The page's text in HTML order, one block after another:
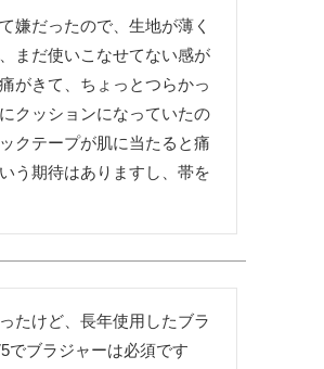
嫌だったので、生地が薄く
まだ使いこなせてない感が
がきて、ちょっとつらかっ
クッションになっていたの
クテープが肌に当たると痛
う期待はありますし、帯を
たけど、長年使用したブラ
でブラジャーは必須です